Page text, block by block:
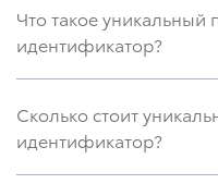
Что такое уникальный
идентификатор?
Сколько стоит
идентификатор?